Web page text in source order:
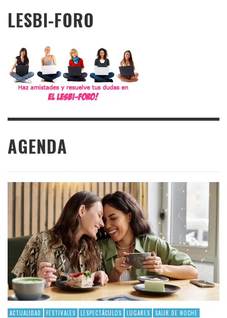
LESBI-FORO
AGENDA
ACTUALIDAD FESTIVALES LESPECTÁCULOS LUGARES SALIR DE NOCHE